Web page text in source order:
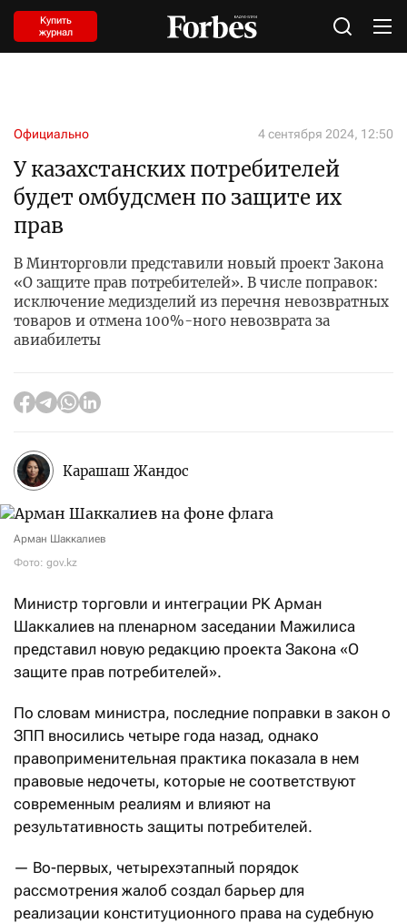
Купить
журнал
Официально 4 сентября 2024, 12:50
У казахстанских потребителей
будет омбудсмен по защите их
прав
В Минторговли представили новый проект Закона
«О защите прав потребителей». В числе поправок:
исключение медизделий из перечня невозвратных
товаров и отмена 100%-ного невозврата за
авиабилеты
Карашаш Жандос
Арман Шаккалиев
Фото: gov.kz
Министр торговли и интеграции РК Арман
Шаккалиев на пленарном заседании Мажилиса
представил новую редакцию проекта Закона «О
защите прав потребителей».
По словам министра, последние поправки в закон о
ЗПП вносились четыре года назад, однако
правоприменительная практика показала в нем
правовые недочеты, которые не соответствуют
современным реалиям и влияют на
результативность защиты потребителей.
— Во-первых, четырехэтапный порядок
рассмотрения жалоб создал барьер для
реализации конституционного права на судебную